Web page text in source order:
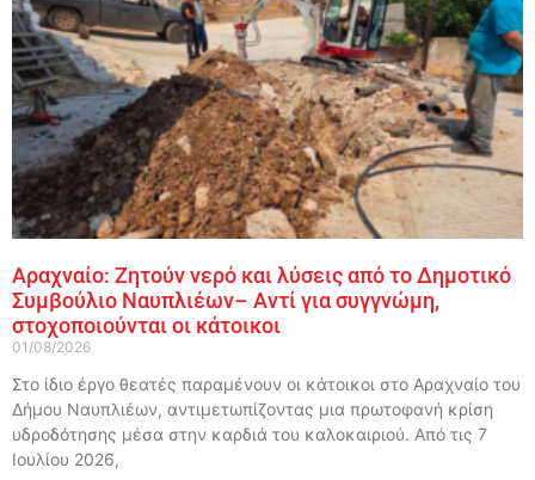
Αραχναίο: Ζητούν νερό και λύσεις από το Δημοτικό
Συμβούλιο Ναυπλιέων– Αντί για συγγνώμη,
στοχοποιούνται οι κάτοικοι
01/08/2026
Στο ίδιο έργο θεατές παραμένουν οι κάτοικοι στο Αραχναίο του
Δήμου Ναυπλιέων, αντιμετωπίζοντας μια πρωτοφανή κρίση
υδροδότησης μέσα στην καρδιά του καλοκαιριού. Από τις 7
Ιουλίου 2026,